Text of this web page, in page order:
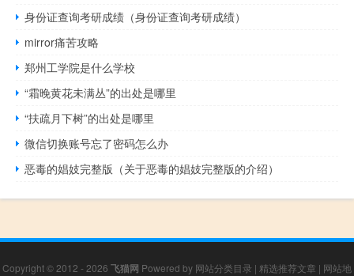
身份证查询考研成绩（身份证查询考研成绩）
mirror痛苦攻略
郑州工学院是什么学校
“霜晚黄花未满丛”的出处是哪里
“扶疏月下树”的出处是哪里
微信切换账号忘了密码怎么办
恶毒的娼妓完整版（关于恶毒的娼妓完整版的介绍）
Copyright © 2012 - 2026 飞猫网 Powered by 网站分类目录 | 精选推荐文章 | 网站地